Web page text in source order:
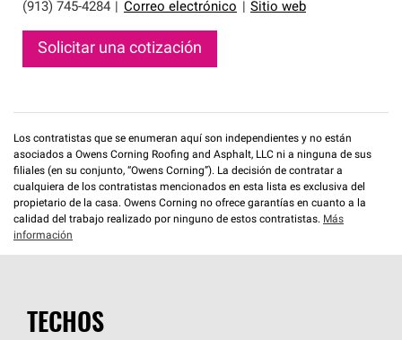
(913) 745-4284 Correo electrónico Sitio web
Solicitar una cotización
Los contratistas que se enumeran aquí son independientes y no están
asociados a Owens Corning Roofing and Asphalt, LLC ni a ninguna de sus
filiales (en su conjunto, “Owens Corning”). La decisión de contratar a
cualquiera de los contratistas mencionados en esta lista es exclusiva del
propietario de la casa. Owens Corning no ofrece garantías en cuanto a la
calidad del trabajo realizado por ninguno de estos contratistas. Más
información
TECHOS